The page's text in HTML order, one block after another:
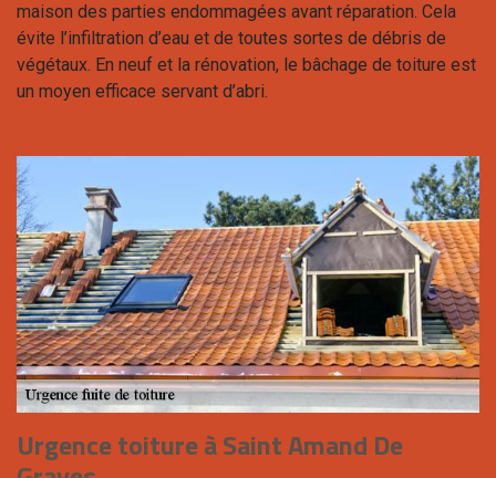
maison des parties endommagées avant réparation. Cela
évite l’infiltration d’eau et de toutes sortes de débris de
végétaux. En neuf et la rénovation, le bâchage de toiture est
un moyen efficace servant d’abri.
Urgence toiture à Saint Amand De